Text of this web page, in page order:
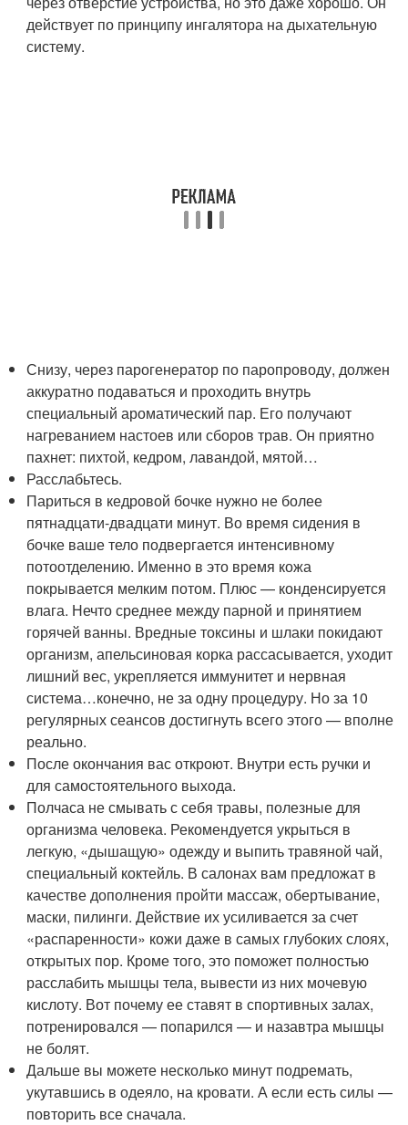
действует по принципу ингалятора на дыхательную
систему.
Снизу, через парогенератор по паропроводу, должен
аккуратно подаваться и проходить внутрь
специальный ароматический пар. Его получают
нагреванием настоев или сборов трав. Он приятно
пахнет: пихтой, кедром, лавандой, мятой…
Расслабьтесь.
Париться в кедровой бочке нужно не более
пятнадцати-двадцати минут. Во время сидения в
бочке ваше тело подвергается интенсивному
потоотделению. Именно в это время кожа
покрывается мелким потом. Плюс — конденсируется
влага. Нечто среднее между парной и принятием
горячей ванны. Вредные токсины и шлаки покидают
организм, апельсиновая корка рассасывается, уходит
лишний вес, укрепляется иммунитет и нервная
система…конечно, не за одну процедуру. Но за 10
регулярных сеансов достигнуть всего этого — вполне
реально.
После окончания вас откроют. Внутри есть ручки и
для самостоятельного выхода.
Полчаса не смывать с себя травы, полезные для
организма человека. Рекомендуется укрыться в
легкую, «дышащую» одежду и выпить травяной чай,
специальный коктейль. В салонах вам предложат в
качестве дополнения пройти массаж, обертывание,
маски, пилинги. Действие их усиливается за счет
«распаренности» кожи даже в самых глубоких слоях,
открытых пор. Кроме того, это поможет полностью
расслабить мышцы тела, вывести из них мочевую
кислоту. Вот почему ее ставят в спортивных залах,
потренировался — попарился — и назавтра мышцы
не болят.
Дальше вы можете несколько минут подремать,
укутавшись в одеяло, на кровати. А если есть силы —
повторить все сначала.